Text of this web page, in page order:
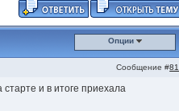
Опции
Сообщение #81
и в итоге приехала